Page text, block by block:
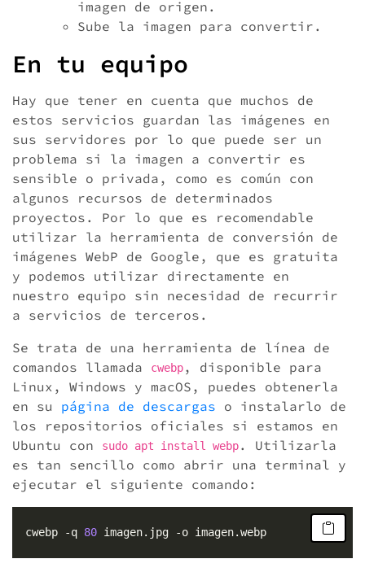
imagen de origen.
Sube la imagen para convertir.
En tu equipo
Hay que tener en cuenta que muchos de
estos servicios guardan las imágenes en
sus servidores por lo que puede ser un
problema si la imagen a convertir es
sensible o privada, como es común con
algunos recursos de determinados
proyectos. Por lo que es recomendable
utilizar la herramienta de conversión de
imágenes WebP de Google, que es gratuita
y podemos utilizar directamente en
nuestro equipo sin necesidad de recurrir
a servicios de terceros.
Se trata de una herramienta de línea de
comandos llamada
cwebp, disponible para
Linux, Windows y macOS, puedes obtenerla
en su página de descargas o instalarlo de
los repositorios oficiales si estamos en
Ubuntu con
sudo apt install webp. Utilizarla
es tan sencillo como abrir una terminal y
ejecutar el siguiente comando:
  cwebp -q
80